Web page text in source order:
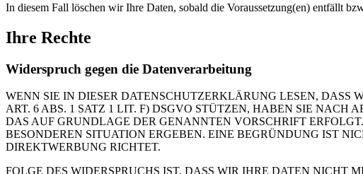
In diesem Fall löschen wir Ihre Daten, sobald die Voraussetzung(en) entfällt
Ihre Rechte
Widerspruch gegen die Datenverarbeitung
WENN SIE IN DIESER DATENSCHUTZERKLÄRUNG LESEN, DASS
ART. 6 ABS. 1 SATZ 1 LIT. F) DSGVO STÜTZEN, HABEN SIE NACH
DAS AUF GRUNDLAGE DER GENANNTEN VORSCHRIFT
BESONDEREN SITUATION ERGEBEN. EINE BEGRÜNDUNG IST
DIREKTWERBUNG RICHTET.
FOLGE DES WIDERSPRUCHS IST, DASS WIR IHRE DATEN